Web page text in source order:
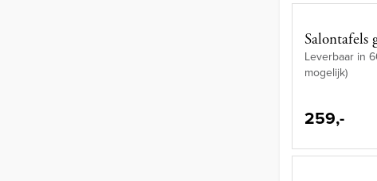
Salontafels
Leverbaar in
mogelijk)
259,-